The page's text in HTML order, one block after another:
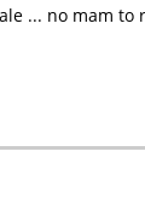
... no mam